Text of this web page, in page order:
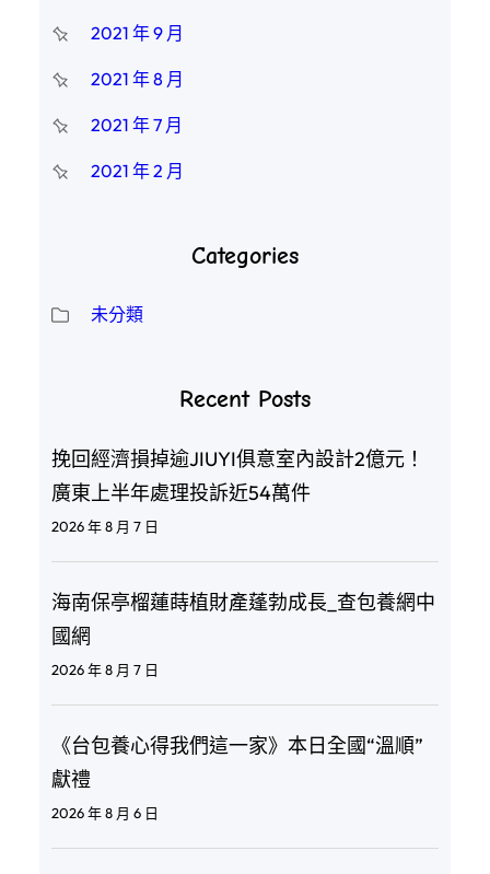
2021 年 9 月
2021 年 8 月
2021 年 7 月
2021 年 2 月
Categories
未分類
Recent Posts
挽回經濟損掉逾JIUYI俱意室內設計2億元！
廣東上半年處理投訴近54萬件
2026 年 8 月 7 日
海南保亭榴蓮蒔植財產蓬勃成長_查包養網中
國網
2026 年 8 月 7 日
《台包養心得我們這一家》本日全國“溫順”
獻禮
2026 年 8 月 6 日